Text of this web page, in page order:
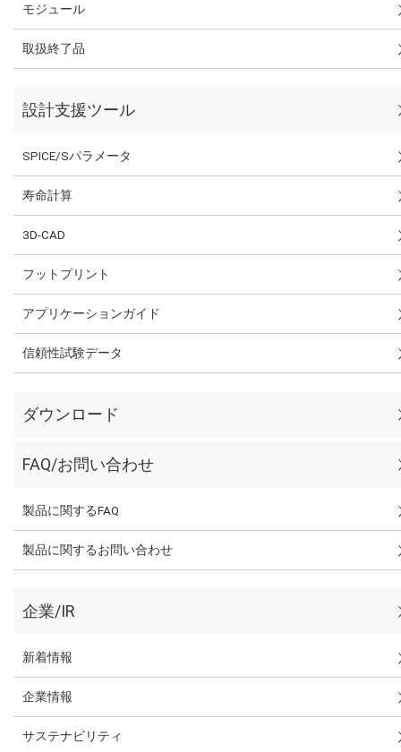
モジュール
取扱終了品
設計支援ツール
SPICE/Sパラメータ
寿命計算
3D-CAD
フットプリント
アプリケーションガイド
信頼性試験データ
ダウンロード
FAQ/お問い合わせ
製品に関するFAQ
製品に関するお問い合わせ
企業/IR
新着情報
企業情報
サステナビリティ